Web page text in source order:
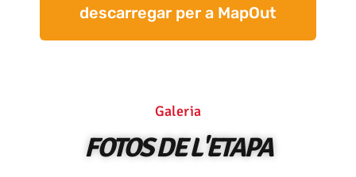
descarregar per a MapOut
Galeria
FOTOS DE L'ETAPA